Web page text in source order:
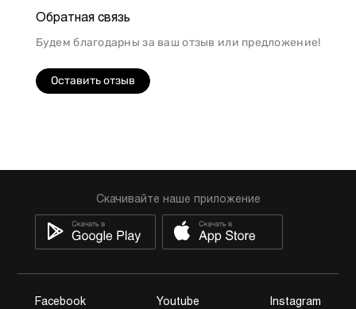
Обратная связь
Будем благодарны за ваш отзыв или предложение!
Оставить отзыв
Скачивайте наше приложение
Facebook Youtube Instagram